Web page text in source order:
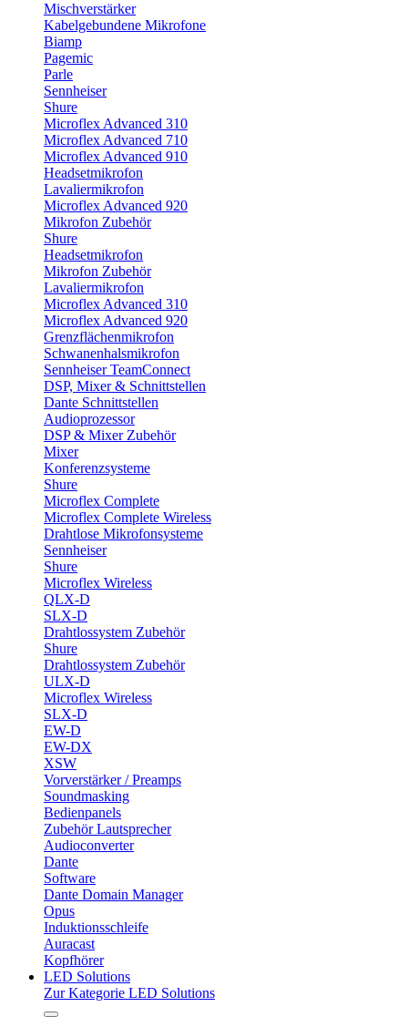
Mischverstärker
Kabelgebundene Mikrofone
Biamp
Pagemic
Parle
Sennheiser
Shure
Microflex Advanced 310
Microflex Advanced 710
Microflex Advanced 910
Headsetmikrofon
Lavaliermikrofon
Microflex Advanced 920
Mikrofon Zubehör
Shure
Headsetmikrofon
Mikrofon Zubehör
Lavaliermikrofon
Microflex Advanced 310
Microflex Advanced 920
Grenzflächenmikrofon
Schwanenhalsmikrofon
Sennheiser TeamConnect
DSP, Mixer & Schnittstellen
Dante Schnittstellen
Audioprozessor
DSP & Mixer Zubehör
Mixer
Konferenzsysteme
Shure
Microflex Complete
Microflex Complete Wireless
Drahtlose Mikrofonsysteme
Sennheiser
Shure
Microflex Wireless
QLX-D
SLX-D
Drahtlossystem Zubehör
Shure
Drahtlossystem Zubehör
ULX-D
Microflex Wireless
SLX-D
EW-D
EW-DX
XSW
Vorverstärker / Preamps
Soundmasking
Bedienpanels
Zubehör Lautsprecher
Audioconverter
Dante
Software
Dante Domain Manager
Opus
Induktionsschleife
Auracast
Kopfhörer
LED Solutions
Zur Kategorie LED Solutions